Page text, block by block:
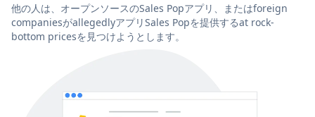
他の人は、オープンソースのSales Popアプリ、またはforeign
companiesがallegedlyアプリSales Popを提供するat rock-
bottom pricesを見つけようとします。